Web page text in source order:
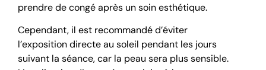
prendre de congé après un soin esthétique.
Cependant, il est recommandé d’éviter
l’exposition directe au soleil pendant les jours
suivant la séance, car la peau sera plus sensible.